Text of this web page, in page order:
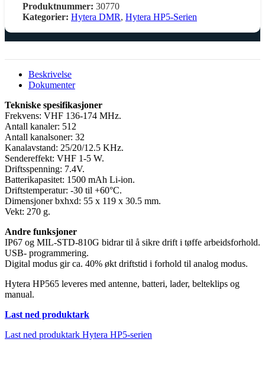
Produktnummer: 30770
Kategorier: Hytera DMR, Hytera HP5-Serien
Beskrivelse
Dokumenter
Tekniske spesifikasjoner
Frekvens: VHF 136-174 MHz.
Antall kanaler: 512
Antall kanalsoner: 32
Kanalavstand: 25/20/12.5 KHz.
Sendereffekt: VHF 1-5 W.
Driftsspenning: 7.4V.
Batterikapasitet: 1500 mAh Li-ion.
Driftstemperatur: -30 til +60°C.
Dimensjoner bxhxd: 55 x 119 x 30.5 mm.
Vekt: 270 g.
Andre funksjoner
IP67 og MIL-STD-810G bidrar til å sikre drift i tøffe arbeidsforhold.
USB- programmering.
Digital modus gir ca. 40% økt driftstid i forhold til analog modus.
Hytera HP565 leveres med antenne, batteri, lader, belteklips og
manual.
Last ned produktark
Last ned produktark Hytera HP5-serien